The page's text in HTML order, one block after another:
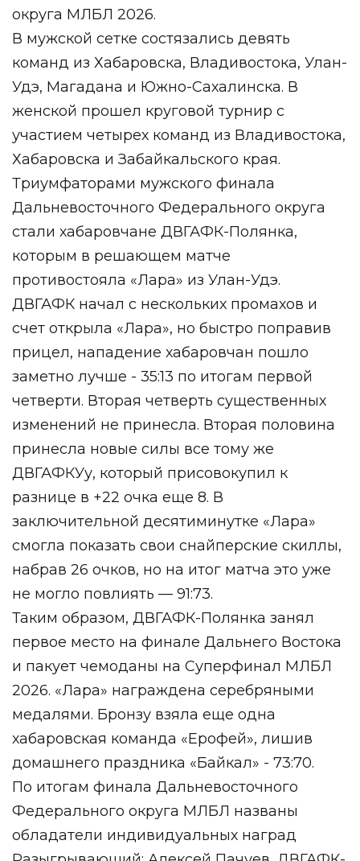
округа МЛБЛ 2026.
В мужской сетке состязались девять
команд из Хабаровска, Владивостока, Улан-
Удэ, Магадана и Южно-Сахалинска. В
женской прошел круговой турнир с
участием четырех команд из Владивостока,
Хабаровска и Забайкальского края.
Триумфаторами мужского финала
Дальневосточного Федерального округа
стали хабаровчане ДВГАФК-Полянка,
которым в решающем матче
противостояла «Лара» из Улан-Удэ.
ДВГАФК начал с нескольких промахов и
счет открыла «Лара», но быстро поправив
прицел, нападение хабаровчан пошло
заметно лучше - 35:13 по итогам первой
четверти. Вторая четверть существенных
изменений не принесла. Вторая половина
принесла новые силы все тому же
ДВГАФКУу, который присовокупил к
разнице в +22 очка еще 8. В
заключительной десятиминутке «Лара»
смогла показать свои снайперские скиллы,
набрав 26 очков, но на итог матча это уже
не могло повлиять — 91:73.
Таким образом, ДВГАФК-Полянка занял
первое место на финале Дальнего Востока
и пакует чемоданы на Суперфинал МЛБЛ
2026. «Лара» награждена серебряными
медалями. Бронзу взяла еще одна
хабаровская команда «Ерофей», лишив
домашнего праздника «Байкал» - 73:70.
По итогам финала Дальневосточного
Федерального округа МЛБЛ названы
обладатели индивидуальных наград